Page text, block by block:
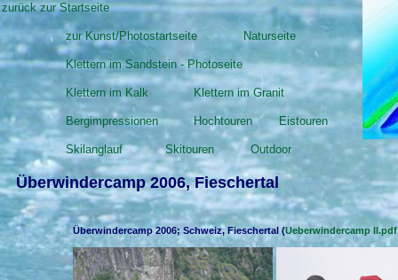
zurück zur Startseite
zur Kunst/Photostartseite Naturseite
Klettern im Sandstein - Photoseite
Klettern im Kalk Klettern im Granit
Bergimpressionen Hochtouren Eistouren
Skilanglauf Skitouren Outdoor
Überwindercamp 2006, Fieschertal
Überwindercamp 2006; Schweiz, Fieschertal (Ueberwindercamp II.pdf